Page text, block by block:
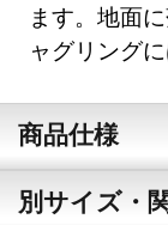
ます。地面
ャグリング
商品仕様
別サイズ・